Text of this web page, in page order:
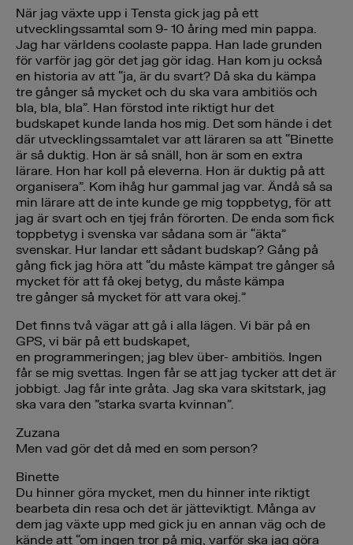
När jag växte upp i Tensta gick jag på ett
utvecklingssamtal som 9- 10 åring med min pappa.
Jag har världens coolaste pappa. Han lade grunden
för varför jag gör det jag gör idag. Han kom ju också
en historia av att “ja, är du svart? Då ska du kämpa
tre gånger så mycket och du ska vara ambitiös och
bla, bla, bla”. Han förstod inte riktigt hur det
budskapet kunde landa hos mig. Det som hände i det
där utvecklingssamtalet var att läraren sa att “Binette
är så duktig. Hon är så snäll, hon är som en extra
lärare. Hon har koll på eleverna. Hon är duktig på att
organisera”. Kom ihåg hur gammal jag var. Ändå så sa
min lärare att de inte kunde ge mig toppbetyg, för att
jag är svart och en tjej från förorten. De enda som fick
toppbetyg i svenska var sådana som är “äkta”
svenskar. Hur landar ett sådant budskap? Gång på
gång fick jag höra att “du måste kämpat tre gånger så
mycket för att få okej betyg, du måste kämpa
tre gånger så mycket för att vara okej.”
Det finns två vägar att gå i alla lägen. Vi bär på en
GPS, vi bär på ett budskapet,
en programmeringen; jag blev über- ambitiös. Ingen
får se mig svettas. Ingen får se att jag tycker att det är
jobbigt. Jag får inte gråta. Jag ska vara skitstark, jag
ska vara den ”starka svarta kvinnan”.
Zuzana
Men vad gör det då med en som person?
Binette
Du hinner göra mycket, men du hinner inte riktigt
bearbeta din resa och det är jätteviktigt. Många av
dem jag växte upp med gick ju en annan väg och de
kände att “om ingen tror på mig, varför ska jag göra